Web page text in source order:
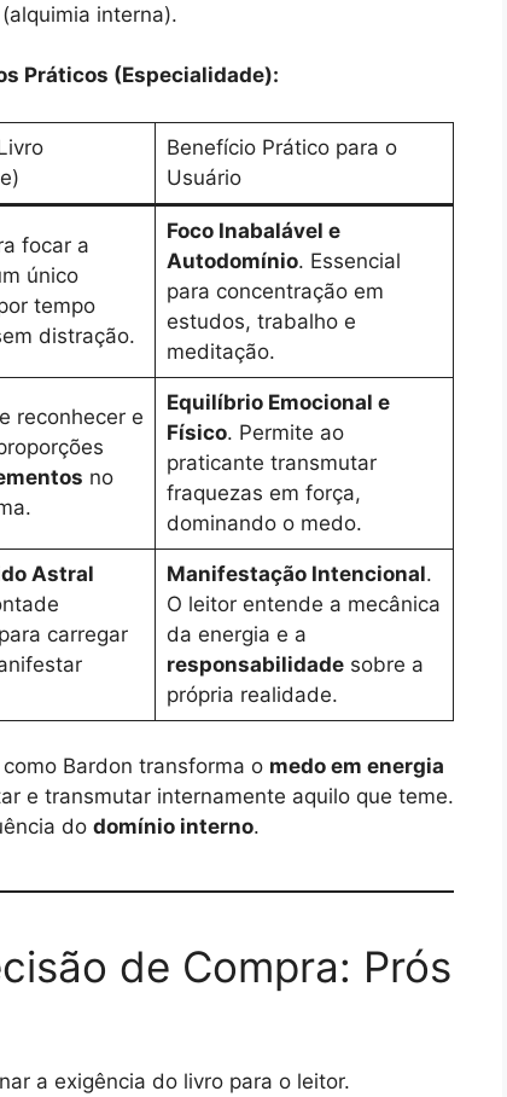
(alquimia interna).
Práticos (Especialidade):
Benefício Prático para o
Usuário
focar a
único
tempo
distração.
Foco Inabalável e
Autodomínio. Essencial
para concentração em
estudos, trabalho e
meditação.
reconhecer e
no
Equilíbrio Emocional e
Físico. Permite ao
praticante transmutar
fraquezas em força,
dominando o medo.
Astral
carregar
Manifestação Intencional.
O leitor entende a mecânica
da energia e a
responsabilidadesobre a
própria realidade.
Bardon transforma o medo em energia
e transmutar internamente aquilo que teme.
do domínio interno.
de Compra: Prós
a exigência do livro para o leitor.